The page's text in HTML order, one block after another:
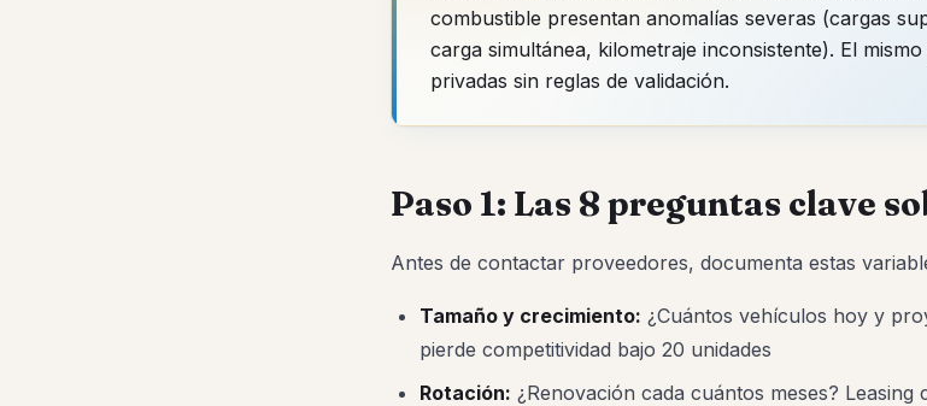
combustible presentan anomalías severas (cargas
carga simultánea, kilometraje inconsistente). El
privadas sin reglas de validación.
Paso 1: Las 8 preguntas clave
Antes de contactar proveedores, documenta estas
Tamaño y crecimiento: ¿Cuántos vehículos hoy y
pierde competitividad bajo 20 unidades
Rotación: ¿Renovación cada cuántos meses? Leasing